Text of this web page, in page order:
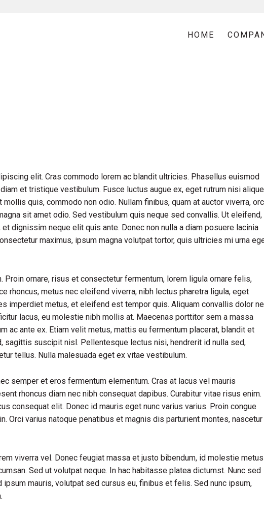
HOME
elit. Cras commodo lorem ac blandit ultricies. Phasellus euismod
et tristique vestibulum. Fusce luctus augue ex, eget rutrum nisi
quis, commodo non odio. Nullam finibus, quam at auctor viverra,
sit amet odio. Sed vestibulum quis neque sed convallis. Ut eleifend,
dignissim neque elit quis ante. Donec non nulla a diam posuere lacinia
maximus, ipsum magna volutpat tortor, quis ultricies mi urna
Proin ornare, risus et consectetur fermentum, lorem ligula ornare felis,
rhoncus, metus nec eleifend viverra, nibh lectus pharetra ligula, eget
imperdiet metus, et eleifend est tempor quis. Aliquam convallis dolor
lacus, eu molestie nibh mollis at. Maecenas porttitor sem a massa
ac ante ex. Etiam velit metus, mattis eu fermentum placerat, blandit et
sagittis suscipit nisl. Pellentesque lectus nisi, hendrerit id nulla sed,
tellus. Nulla malesuada eget ex vitae vestibulum.
semper et eros fermentum elementum. Cras at lacus vel mauris
rhoncus diam nec nibh consequat dapibus. Curabitur vitae risus enim.
consequat elit. Donec id mauris eget nunc varius varius. Proin congue
Orci varius natoque penatibus et magnis dis parturient montes, nascetur
viverra vel. Donec feugiat massa et justo bibendum, id molestie metus
Sed ut volutpat neque. In hac habitasse platea dictumst. Nunc sed
mauris, volutpat sed cursus eu, finibus et felis. Sed nunc ipsum,